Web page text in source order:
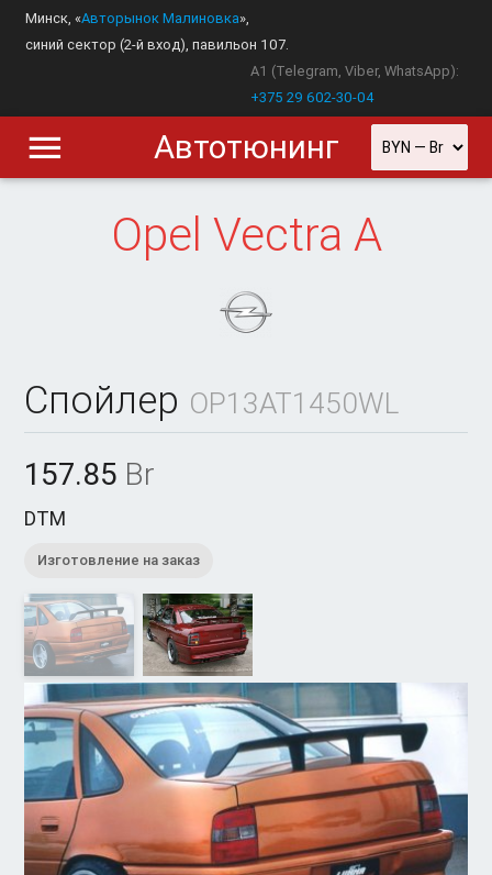
Минск, «Авторынок Малиновка»,
синий сектор (2-й вход), павильон 107.
A1 (Telegram, Viber, WhatsApp):
+375 29 602-30-04
Автотюнинг
Opel Vectra A
Спойлер OP13AT1450WL
157.85 Br
DTM
Изготовление на заказ